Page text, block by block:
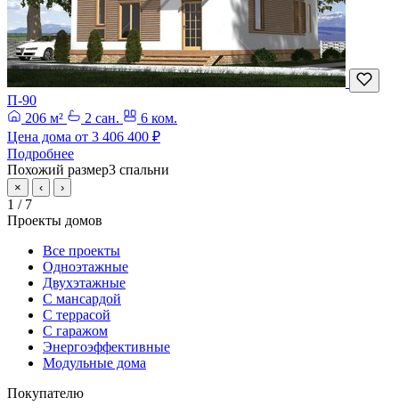
П-90
206 м²
2 сан.
6 ком.
Цена дома от 3 406 400 ₽
Подробнее
Похожий размер3 спальни
× ‹ ›
1 / 7
Проекты домов
Все проекты
Одноэтажные
Двухэтажные
С мансардой
С террасой
С гаражом
Энергоэффективные
Модульные дома
Покупателю